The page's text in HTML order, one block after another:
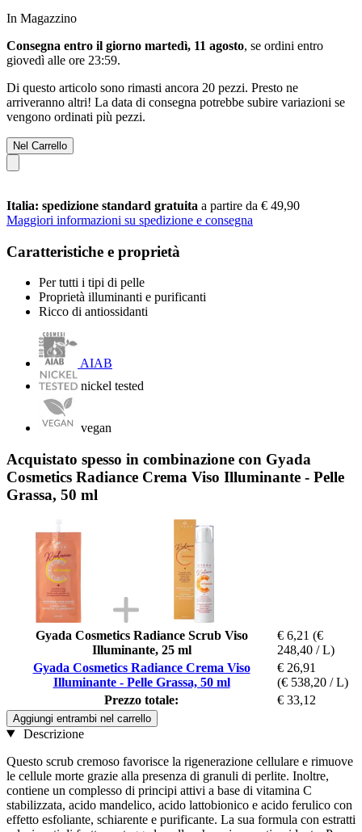
In Magazzino
Consegna entro il giorno martedì, 11 agosto, se ordini entro
giovedì alle ore 23:59.
Di questo articolo sono rimasti ancora 20 pezzi. Presto ne
arriveranno altri! La data di consegna potrebbe subire variazioni se
vengono ordinati più pezzi.
Nel Carrello
Italia: spedizione standard gratuita a partire da € 49,90
Maggiori informazioni su spedizione e consegna
Caratteristiche e proprietà
Per tutti i tipi di pelle
Proprietà illuminanti e purificanti
Ricco di antiossidanti
AIAB
nickel tested
vegan
Acquistato spesso in combinazione con Gyada
Cosmetics Radiance Crema Viso Illuminante - Pelle
Grassa, 50 ml
Gyada Cosmetics Radiance Scrub Viso
Illuminante, 25 ml
€ 6,21 (€
248,40 / L)
Gyada Cosmetics Radiance Crema Viso
Illuminante - Pelle Grassa, 50 ml
€ 26,91
(€ 538,20 / L)
Prezzo totale:
€ 33,12
Aggiungi entrambi nel carrello
Descrizione
Questo scrub cremoso favorisce la rigenerazione cellulare e rimuove
le cellule morte grazie alla presenza di granuli di perlite. Inoltre,
contiene un complesso di principi attivi a base di vitamina C
stabilizzata, acido mandelico, acido lattobionico e acido ferulico con
effetto esfoliante, schiarente e purificante. La sua formula con estratti